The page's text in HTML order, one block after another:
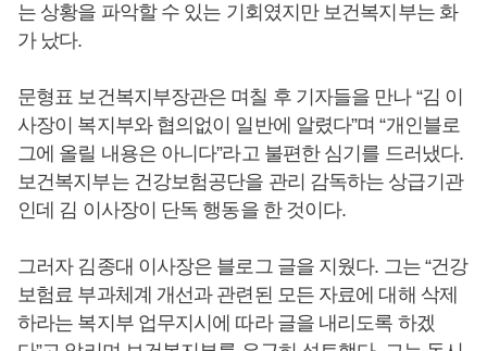
는 상황을 파악할 수 있는 기회였지만 보건복지부는 화
가 났다.
문형표 보건복지부장관은 며칠 후 기자들을 만나 “김 이
사장이 복지부와 협의없이 일반에 알렸다”며 “개인블로
그에 올릴 내용은 아니다”라고 불편한 심기를 드러냈다.
보건복지부는 건강보험공단을 관리 감독하는 상급기관
인데 김 이사장이 단독 행동을 한 것이다.
그러자 김종대 이사장은 블로그 글을 지웠다. 그는 “건강
보험료 부과체계 개선과 관련된 모든 자료에 대해 삭제
하라는 복지부 업무지시에 따라 글을 내리도록 하겠